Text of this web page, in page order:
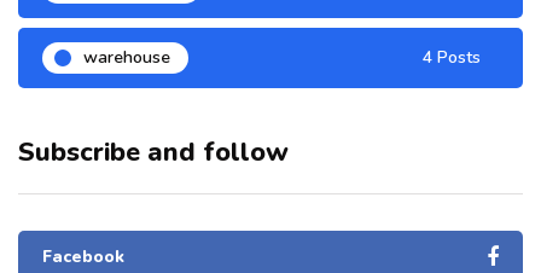
warehouse 4 Posts
Subscribe and follow
Facebook